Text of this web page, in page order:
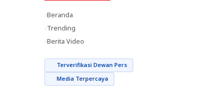
Beranda
Trending
Berita Video
Terverifikasi Dewan Pers
Media Terpercaya